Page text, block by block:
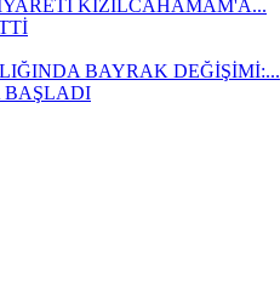
KIZILCAHAMAM'A...
BAYRAK DEĞİŞİMİ:...
BAŞLADI